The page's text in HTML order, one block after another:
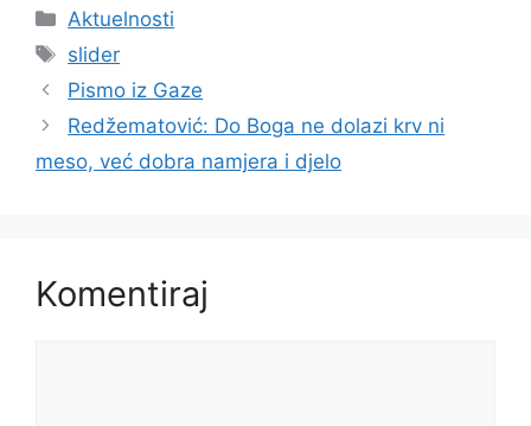
Kategorije
Aktuelnosti
Oznake
slider
Pismo iz Gaze
Redžematović: Do Boga ne dolazi krv ni
meso, već dobra namjera i djelo
Komentiraj